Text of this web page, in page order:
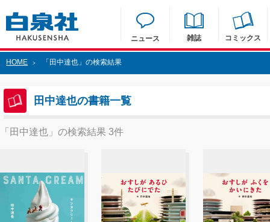
ニュース 雑誌 コミックス
HOME > 「田中達也」の検索結果
田中達也の書籍一覧
「田中達也」の検索結果 3件